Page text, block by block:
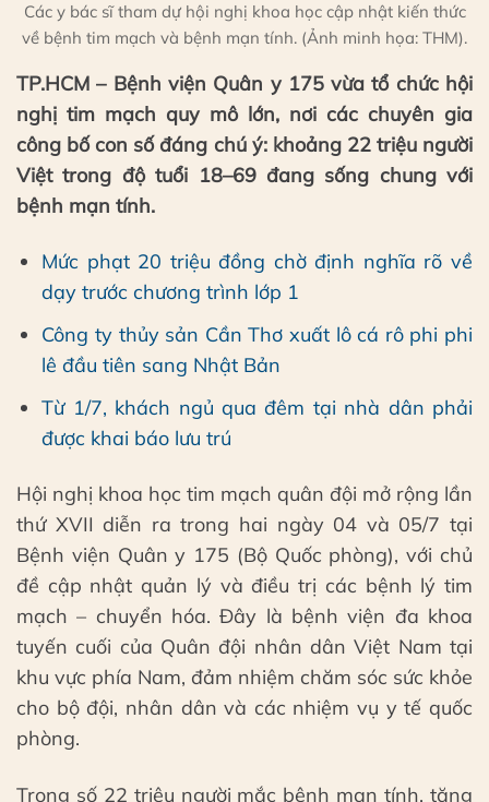
Các y bác sĩ tham dự hội nghị khoa học cập nhật kiến thức
về bệnh tim mạch và bệnh mạn tính. (Ảnh minh họa: THM).
TP.HCM – Bệnh viện Quân y 175 vừa tổ chức hội
nghị tim mạch quy mô lớn, nơi các chuyên gia
công bố con số đáng chú ý: khoảng 22 triệu người
Việt trong độ tuổi 18–69 đang sống chung với
bệnh mạn tính.
Mức phạt 20 triệu đồng chờ định nghĩa rõ về
dạy trước chương trình lớp 1
Công ty thủy sản Cần Thơ xuất lô cá rô phi phi
lê đầu tiên sang Nhật Bản
Từ 1/7, khách ngủ qua đêm tại nhà dân phải
được khai báo lưu trú
Hội nghị khoa học tim mạch quân đội mở rộng lần
thứ XVII diễn ra trong hai ngày 04 và 05/7 tại
Bệnh viện Quân y 175 (Bộ Quốc phòng), với chủ
đề cập nhật quản lý và điều trị các bệnh lý tim
mạch – chuyển hóa. Đây là bệnh viện đa khoa
tuyến cuối của Quân đội nhân dân Việt Nam tại
khu vực phía Nam, đảm nhiệm chăm sóc sức khỏe
cho bộ đội, nhân dân và các nhiệm vụ y tế quốc
phòng.
Trong số 22 triệu người mắc bệnh mạn tính, tăng